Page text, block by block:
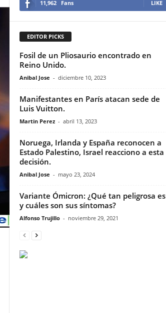
11,962 Fans LIKE
EDITOR PICKS
Fosil de un Pliosaurio encontrado en
Reino Unido.
Anibal Jose - diciembre 10, 2023
Manifestantes en París atacan sede de
Luis Vuitton.
Martin Perez - abril 13, 2023
Noruega, Irlanda y España reconocen a
Estado Palestino, Israel reacciono a esta
decisión.
Anibal Jose - mayo 23, 2024
Variante Ómicron: ¿Qué tan peligrosa es
y cuáles son sus síntomas?
Alfonso Trujillo - noviembre 29, 2021